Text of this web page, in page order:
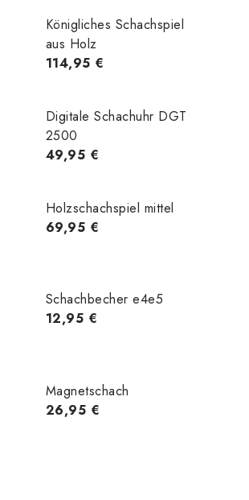
Königliches Schachspiel
aus Holz
114,95 €
Digitale Schachuhr DGT
2500
49,95 €
Holzschachspiel mittel
69,95 €
Schachbecher e4e5
12,95 €
Magnetschach
26,95 €